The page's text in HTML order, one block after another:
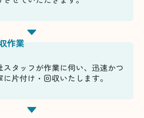
作業
スタッフが作業に伺い、迅速かつ
に片付け・回収いたします。